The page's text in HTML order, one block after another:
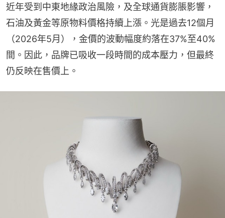
近年受到中東地緣政治風險，及全球通貨膨脹影響，
石油及黃金等原物料價格持續上漲。光是過去12個月
（2026年5月），金價的波動幅度約落在37%至40%
間。因此，品牌已吸收一段時間的成本壓力，但最終
仍反映在售價上。